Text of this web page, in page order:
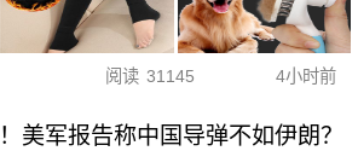
阅读 31145 4小时前
美军报告称中国导弹不如伊朗？